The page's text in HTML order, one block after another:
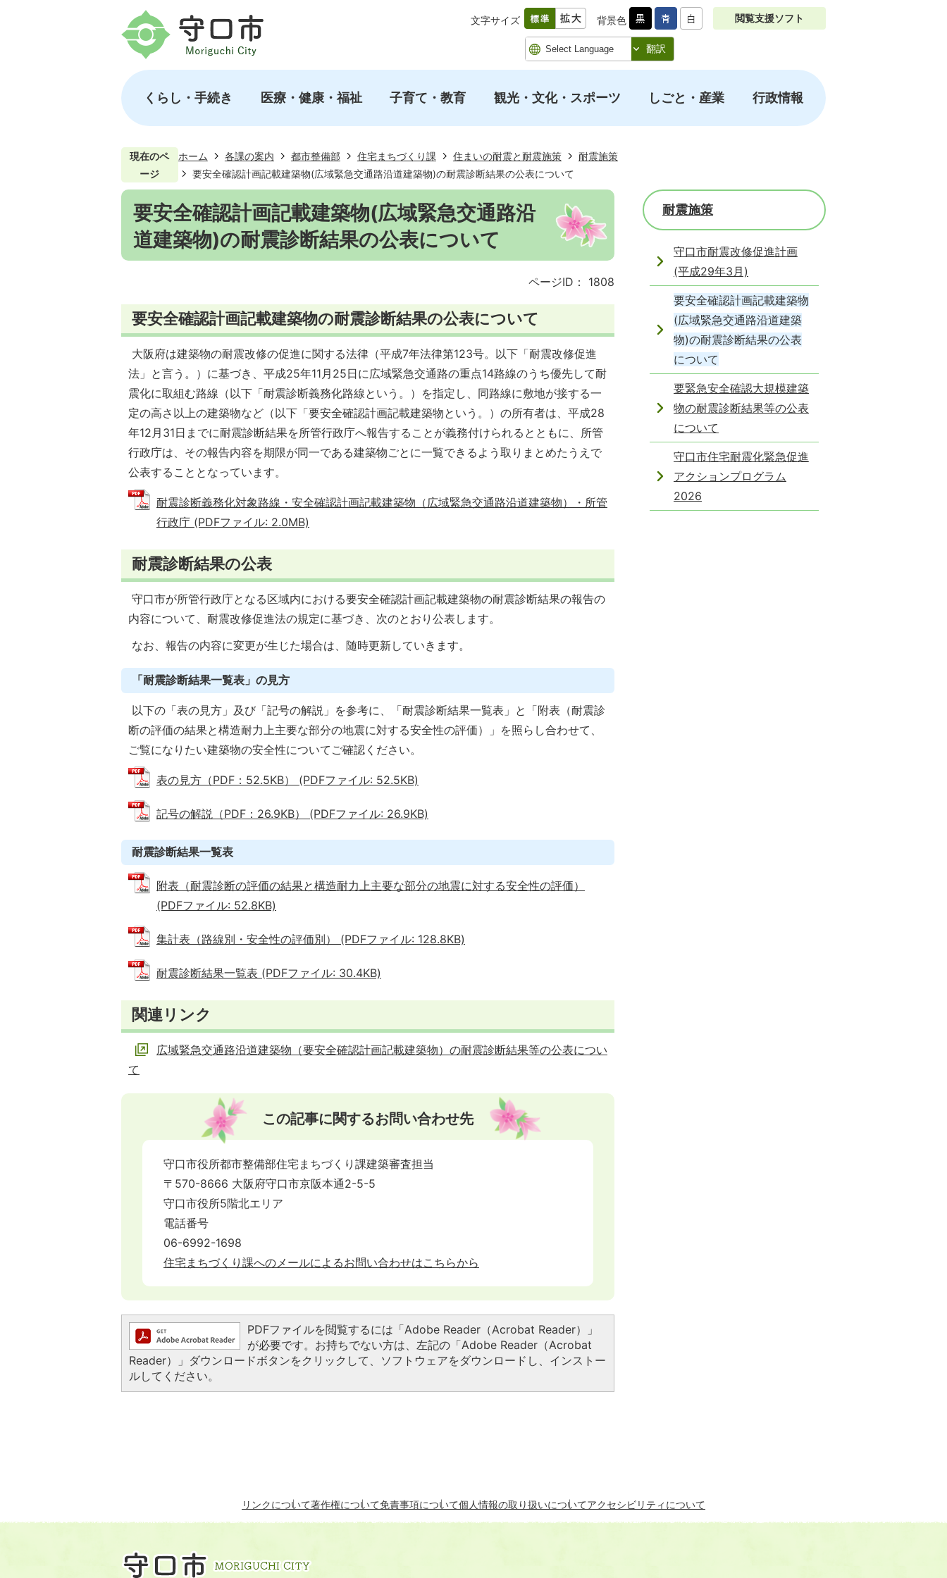
文字サイズ 背景色 閲覧支援ソフト
翻訳
くらし・手続き 医療・健康・福祉 子育て・教育 観光・文化・スポーツ しごと・産業 行政情報
現在のペ
ージ
ホーム 各課の案内 都市整備部 住宅まちづくり課 住まいの耐震と耐震施策
耐震施策
要安全確認計画記載建築物(広域緊急交通路沿道建築物)の耐震診断結果の公表について
要安全確認計画記載建築物(広域緊急交通路沿
道建築物)の耐震診断結果の公表について
ページID： 1808
要安全確認計画記載建築物の耐震診断結果の公表について
大阪府は建築物の耐震改修の促進に関する法律（平成7年法律第123号。以下「耐震改修促進
法」と言う。）に基づき、平成25年11月25日に広域緊急交通路の重点14路線のうち優先して耐
震化に取組む路線（以下「耐震診断義務化路線という。）を指定し、同路線に敷地が接する一
定の高さ以上の建築物など（以下「要安全確認計画記載建築物という。）の所有者は、平成28
年12月31日までに耐震診断結果を所管行政庁へ報告することが義務付けられるとともに、所管
行政庁は、その報告内容を期限が同一である建築物ごとに一覧できるよう取りまとめたうえで
公表することとなっています。
耐震診断義務化対象路線・安全確認計画記載建築物（広域緊急交通路沿道建築物）・所管
行政庁 (PDFファイル: 2.0MB)
耐震診断結果の公表
守口市が所管行政庁となる区域内における要安全確認計画記載建築物の耐震診断結果の報告の
内容について、耐震改修促進法の規定に基づき、次のとおり公表します。
なお、報告の内容に変更が生じた場合は、随時更新していきます。
「耐震診断結果一覧表」の見方
以下の「表の見方」及び「記号の解説」を参考に、「耐震診断結果一覧表」と「附表（耐震診
断の評価の結果と構造耐力上主要な部分の地震に対する安全性の評価）」を照らし合わせて、
ご覧になりたい建築物の安全性についてご確認ください。
表の見方（PDF：52.5KB） (PDFファイル: 52.5KB)
記号の解説（PDF：26.9KB） (PDFファイル: 26.9KB)
耐震診断結果一覧表
附表（耐震診断の評価の結果と構造耐力上主要な部分の地震に対する安全性の評価）
(PDFファイル: 52.8KB)
集計表（路線別・安全性の評価別） (PDFファイル: 128.8KB)
耐震診断結果一覧表 (PDFファイル: 30.4KB)
関連リンク
広域緊急交通路沿道建築物（要安全確認計画記載建築物）の耐震診断結果等の公表につい
て
この記事に関するお問い合わせ先
守口市役所都市整備部住宅まちづくり課建築審査担当
〒570-8666 大阪府守口市京阪本通2-5-5
守口市役所5階北エリア
電話番号
06-6992-1698
住宅まちづくり課へのメールによるお問い合わせはこちらから
PDFファイルを閲覧するには「Adobe Reader（Acrobat Reader）」
が必要です。お持ちでない方は、左記の「Adobe Reader（Acrobat
Reader）」ダウンロードボタンをクリックして、ソフトウェアをダウンロードし、インストー
ルしてください。
耐震施策
守口市耐震改修促進計画
(平成29年3月)
要安全確認計画記載建築物
(広域緊急交通路沿道建築
物)の耐震診断結果の公表
について
要緊急安全確認大規模建築
物の耐震診断結果等の公表
について
守口市住宅耐震化緊急促進
アクションプログラム
2026
リンクについて著作権について免責事項について個人情報の取り扱いについてアクセシビリティについて